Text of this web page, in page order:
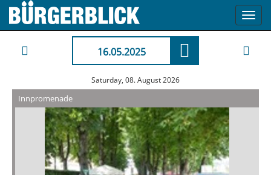
16.05.2025
Saturday, 08. August 2026
Innpromenade